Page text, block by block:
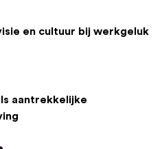
en cultuur bij werkgeluk
aantrekkelijke